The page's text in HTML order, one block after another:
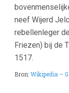
neef Wijerd
rebellenleger de
Friezen) bij de
1517.
Bron:Wikipedia –